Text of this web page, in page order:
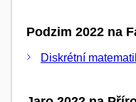
Podzim 2022 na
Diskrétní